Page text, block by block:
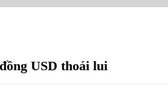
15/06/2022
USD thoái lui